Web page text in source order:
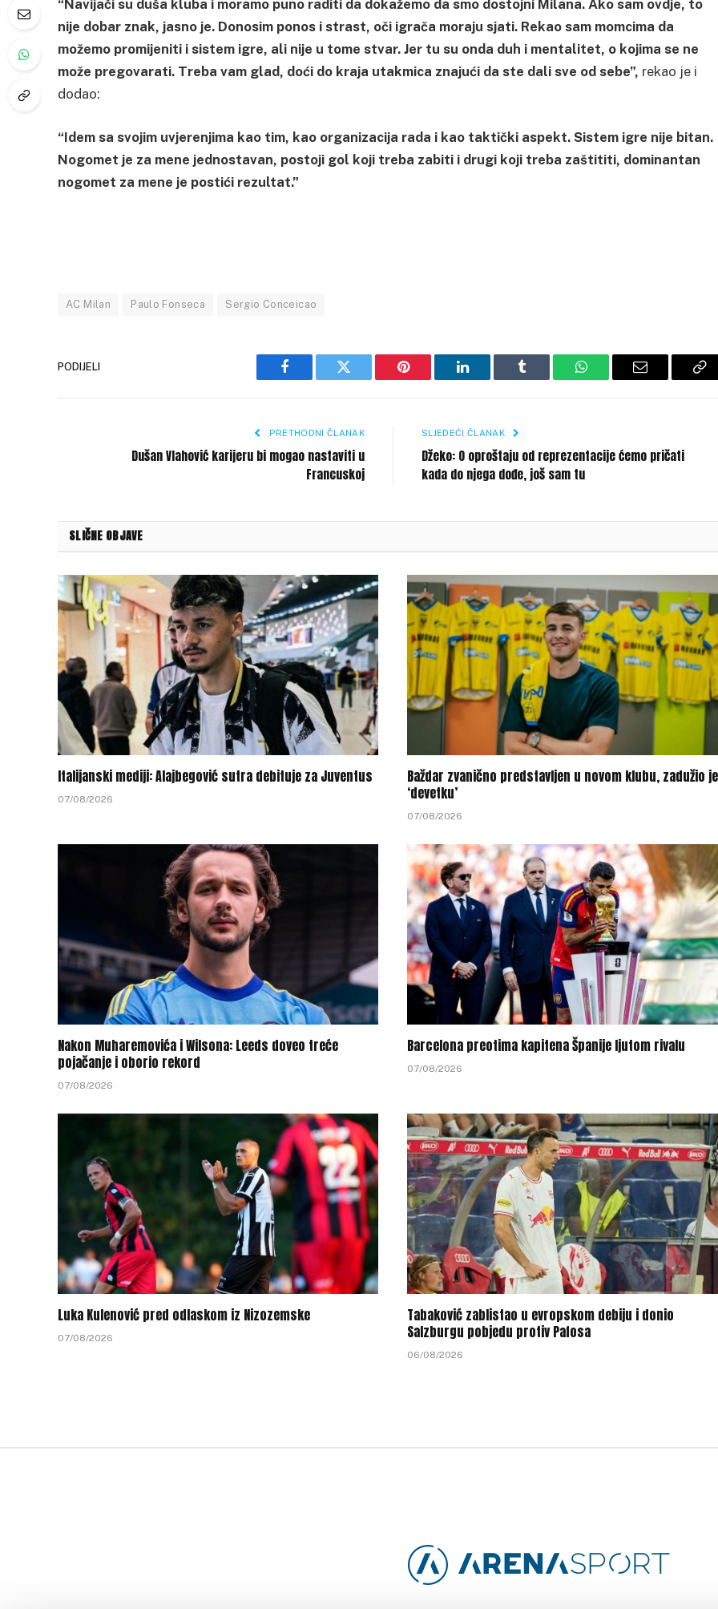
“Navijači su duša kluba i moramo puno raditi da dokažemo da smo dostojni Milana. Ako sam ovdje, to
nije dobar znak, jasno je. Donosim ponos i strast, oči igrača moraju sjati. Rekao sam momcima da
možemo promijeniti i sistem igre, ali nije u tome stvar. Jer tu su onda duh i mentalitet, o kojima se ne
može pregovarati. Treba vam glad, doći do kraja utakmica znajući da ste dali sve od sebe”, rekao je i
dodao:
“Idem sa svojim uvjerenjima kao tim, kao organizacija rada i kao taktički aspekt. Sistem igre nije bitan.
Nogomet je za mene jednostavan, postoji gol koji treba zabiti i drugi koji treba zaštititi, dominantan
nogomet za mene je postići rezultat.”
AC Milan Paulo Fonseca Sergio Conceicao
PODIJELI
Facebook Twitter Pinterest LinkedIn Tumblr WhatsAppEmail
PRETHODNI ČLANAK
Dušan Vlahović karijeru bi mogao nastaviti u
Francuskoj
SLJEDEĆI ČLANAK
Džeko: O oproštaju od reprezentacije ćemo pričati
kada do njega dođe, još sam tu
SLIČNE OBJAVE
Italijanski mediji: Alajbegović sutra debituje za Juventus
07/08/2026
Baždar zvanično predstavljen u novom klubu, zadužio je
‘devetku’
07/08/2026
Nakon Muharemovića i Wilsona: Leeds doveo treće
pojačanje i oborio rekord
07/08/2026
Barcelona preotima kapitena Španije ljutom rivalu
07/08/2026
Luka Kulenović pred odlaskom iz Nizozemske
07/08/2026
Tabaković zablistao u evropskom debiju i donio
Salzburgu pobjedu protiv Pafosa
06/08/2026